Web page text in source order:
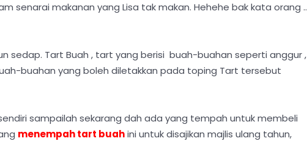
senarai makanan yang Lisa tak makan. Hehehe bak kata orang ..
sedap. Tart Buah , tart yang berisi buah-buahan seperti anggur ,
buahan yang boleh diletakkan pada toping Tart tersebut
sampailah sekarang dah ada yang tempah untuk membeli
menempah tart buahini untuk disajikan majlis ulang tahun,